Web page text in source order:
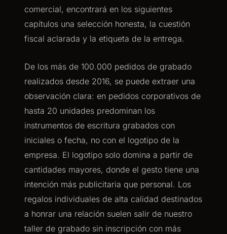
comercial, encontrará en los siguientes
capítulos una selección honesta, la cuestión
fiscal aclarada y la etiqueta de la entrega.
De los más de 100.000 pedidos de grabado
realizados desde 2016, se puede extraer una
observación clara: en pedidos corporativos de
hasta 20 unidades predominan los
instrumentos de escritura grabados con
iniciales o fecha, no con el logotipo de la
empresa. El logotipo solo domina a partir de
cantidades mayores, donde el gesto tiene una
intención más publicitaria que personal. Los
regalos individuales de alta calidad destinados
a honrar una relación suelen salir de nuestro
taller de grabado sin inscripción con más